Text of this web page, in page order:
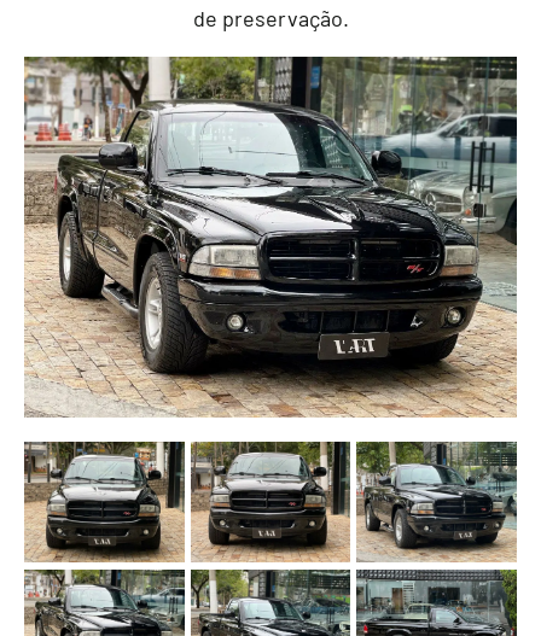
de preservação.